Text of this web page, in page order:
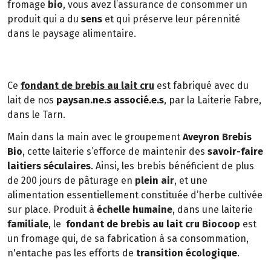
fromage bio, vous avez l’assurance de consommer un
produit qui a du sens et qui préserve leur pérennité
dans le paysage alimentaire.
Ce fondant de brebis au lait cru est fabriqué avec du
lait de nos paysan.ne.s associé.e.s, par la Laiterie Fabre,
dans le Tarn.
Main dans la main avec le groupement Aveyron Brebis
Bio, cette laiterie s’efforce de maintenir des savoir-faire
laitiers séculaires. Ainsi, les brebis bénéficient de plus
de 200 jours de pâturage en plein air, et une
alimentation essentiellement constituée d’herbe cultivée
sur place. Produit à échelle humaine, dans une laiterie
familiale, le fondant de brebis au lait cru Biocoop est
un fromage qui, de sa fabrication à sa consommation,
n'entache pas les efforts de transition écologique.